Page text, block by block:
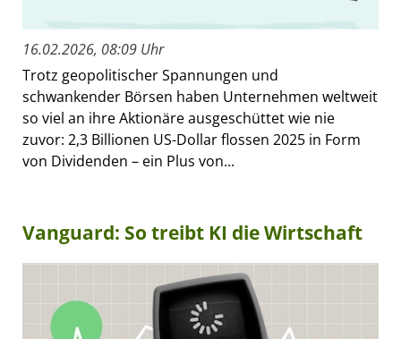
16.02.2026, 08:09 Uhr
Trotz geopolitischer Spannungen und
schwankender Börsen haben Unternehmen weltweit
so viel an ihre Aktionäre ausgeschüttet wie nie
zuvor: 2,3 Billionen US-Dollar flossen 2025 in Form
von Dividenden – ein Plus von...
Vanguard: So treibt KI die Wirtschaft